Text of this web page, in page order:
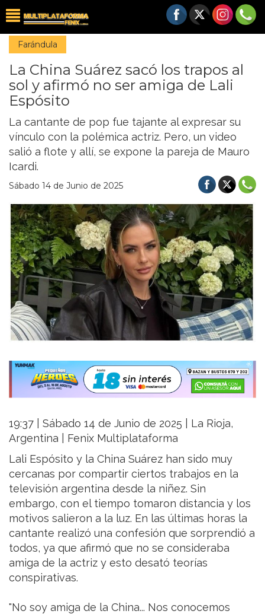
Farándula
La China Suárez sacó los trapos al
sol y afirmó no ser amiga de Lali
Espósito
La cantante de pop fue tajante al expresar su
vínculo con la polémica actriz. Pero, un video
salió a flote y allí, se expone la pareja de Mauro
Icardi.
Sábado 14 de Junio de 2025
19:37 | Sábado 14 de Junio de 2025 | La Rioja,
Argentina | Fenix Multiplataforma
Lali Espósito y la China Suárez han sido muy
cercanas por compartir ciertos trabajos en la
televisión argentina desde la niñez. Sin
embargo, con el tiempo tomaron distancia y los
motivos salieron a la luz. En las últimas horas la
cantante realizó una confesión que sorprendió a
todos, ya que afirmó que no se consideraba
amiga de la actriz y esto desató teorías
conspirativas.
"No soy amiga de la China... Nos conocemos